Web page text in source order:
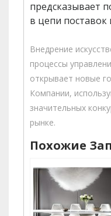
предсказывает
в цепи поставок
Внедрение
процессы
открывает новые
Компании,
значительных
рынке.
Похожие